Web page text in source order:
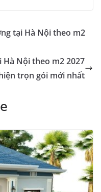
tại Hà Nội theo m2
Nội theo m2 2027
trọn gói mới nhất